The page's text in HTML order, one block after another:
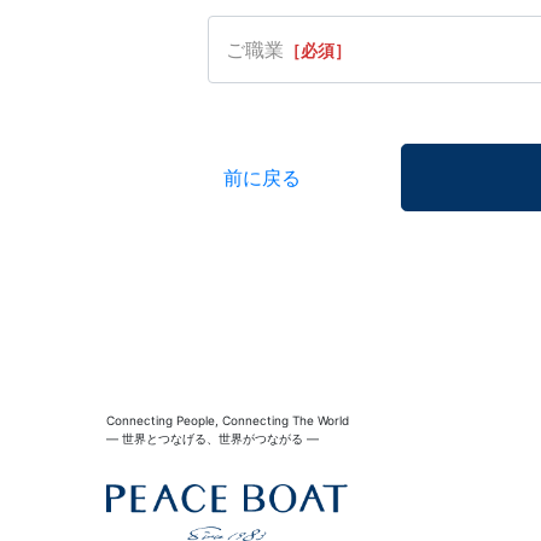
ご職業 ［必須］
前に戻る
Connecting People, Connecting The World
― 世界とつなげる、世界がつながる ―